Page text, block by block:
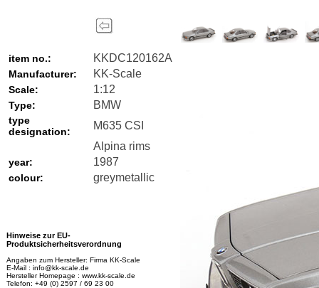
item no.: KKDC120162A
Manufacturer: KK-Scale
Scale: 1:12
Type: BMW
type
designation:
M635 CSI
Alpina rims
year: 1987
colour: greymetallic
Hinweise zur EU-
Produktsicherheitsverordnung
Angaben zum Hersteller: Firma KK-Scale
E-Mail : info@kk-scale.de
Hersteller Homepage : www.kk-scale.de
Telefon: +49 (0) 2597 / 69 23 00